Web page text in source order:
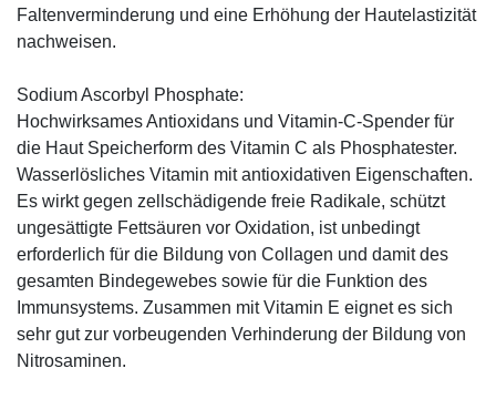
Faltenverminderung und eine Erhöhung der Hautelastizität
nachweisen.
Sodium Ascorbyl Phosphate:
Hochwirksames Antioxidans und Vitamin-C-Spender für
die Haut Speicherform des Vitamin C als Phosphatester.
Wasserlösliches Vitamin mit antioxidativen Eigenschaften.
Es wirkt gegen zellschädigende freie Radikale, schützt
ungesättigte Fettsäuren vor Oxidation, ist unbedingt
erforderlich für die Bildung von Collagen und damit des
gesamten Bindegewebes sowie für die Funktion des
Immunsystems. Zusammen mit Vitamin E eignet es sich
sehr gut zur vorbeugenden Verhinderung der Bildung von
Nitrosaminen.